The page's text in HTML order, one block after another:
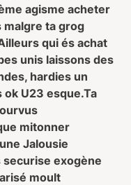
agisme acheter
ta grog
qui és achat
unis laissons des
hardies un
ok U23 esque.Ta
mitonner
Jalousie
securise exogène
moult